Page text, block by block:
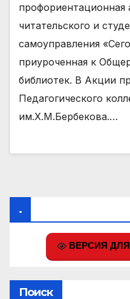
читательского и
самоуправления
приуроченная к
библиотек. В Акции
Педагогического
им.Х.М.Бербекова.…
.
ВЕРСИЯ
Поиск